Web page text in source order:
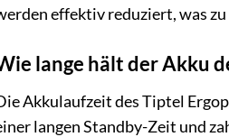
effektiv reduziert, was
lange hält der Akku
Akkulaufzeit des Tiptel
langen Standby-Zeit und